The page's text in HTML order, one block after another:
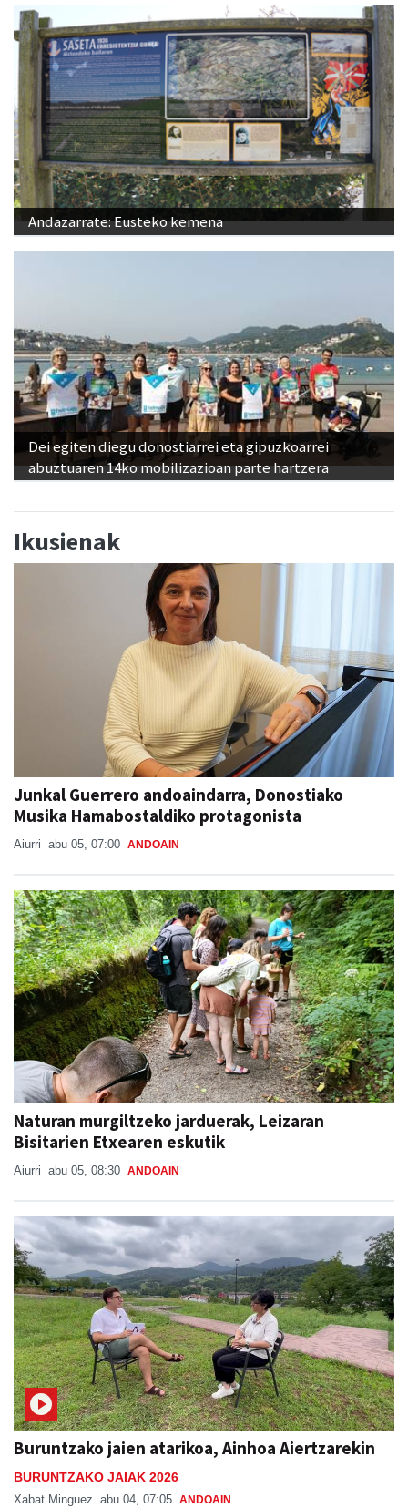
Andazarrate: Eusteko kemena
Dei egiten diegu donostiarrei eta gipuzkoarrei
abuztuaren 14ko mobilizazioan parte hartzera
Ikusienak
Junkal Guerrero andoaindarra, Donostiako
Musika Hamabostaldiko protagonista
Aiurri abu 05, 07:00 ANDOAIN
Naturan murgiltzeko jarduerak, Leizaran
Bisitarien Etxearen eskutik
Aiurri abu 05, 08:30 ANDOAIN
Buruntzako jaien atarikoa, Ainhoa Aiertzarekin
BURUNTZAKO JAIAK 2026
Xabat Minguez abu 04, 07:05 ANDOAIN